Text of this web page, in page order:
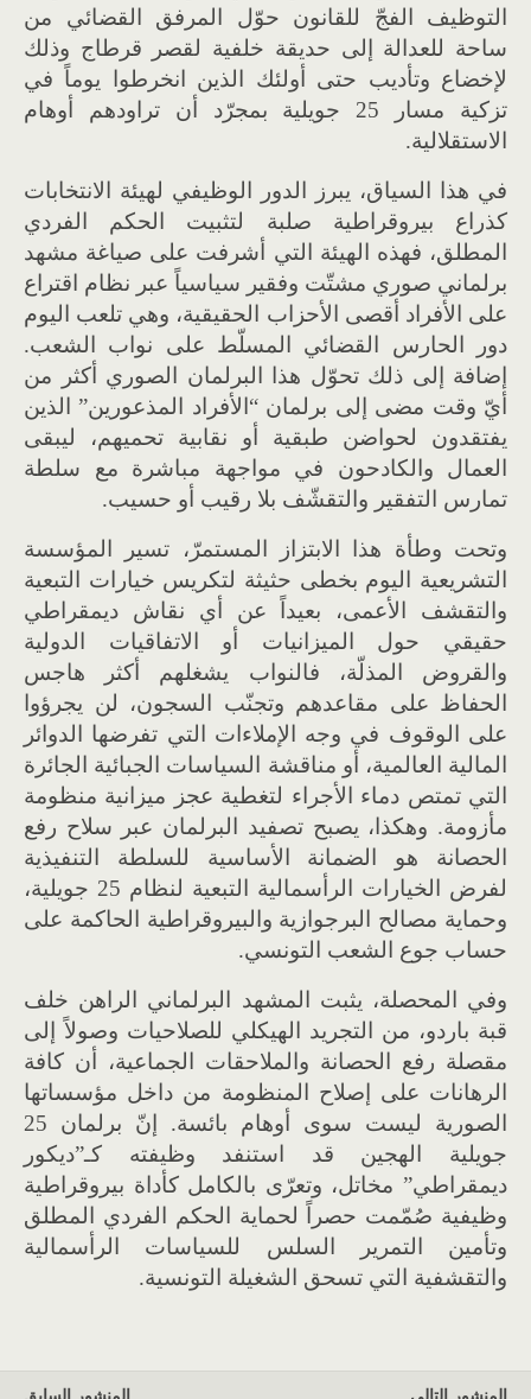
التوظيف الفجّ للقانون حوّل المرفق القضائي من
ساحة للعدالة إلى حديقة خلفية لقصر قرطاج وذلك
لإخضاع وتأديب حتى أولئك الذين انخرطوا يوماً في
تزكية مسار 25 جويلية بمجرّد أن تراودهم أوهام
الاستقلالية.
في هذا السياق، يبرز الدور الوظيفي لهيئة الانتخابات
كذراع بيروقراطية صلبة لتثبيت الحكم الفردي
المطلق، فهذه الهيئة التي أشرفت على صياغة مشهد
برلماني صوري مشتّت وفقير سياسياً عبر نظام اقتراع
على الأفراد أقصى الأحزاب الحقيقية، وهي تلعب اليوم
دور الحارس القضائي المسلّط على نواب الشعب.
إضافة إلى ذلك تحوّل هذا البرلمان الصوري أكثر من
أيّ وقت مضى إلى برلمان “الأفراد المذعورين” الذين
يفتقدون لحواضن طبقية أو نقابية تحميهم، ليبقى
العمال والكادحون في مواجهة مباشرة مع سلطة
تمارس التفقير والتقشّف بلا رقيب أو حسيب.
وتحت وطأة هذا الابتزاز المستمرّ، تسير المؤسسة
التشريعية اليوم بخطى حثيثة لتكريس خيارات التبعية
والتقشف الأعمى، بعيداً عن أي نقاش ديمقراطي
حقيقي حول الميزانيات أو الاتفاقيات الدولية
والقروض المذلّة، فالنواب يشغلهم أكثر هاجس
الحفاظ على مقاعدهم وتجنّب السجون، لن يجرؤوا
على الوقوف في وجه الإملاءات التي تفرضها الدوائر
المالية العالمية، أو مناقشة السياسات الجبائية الجائرة
التي تمتص دماء الأجراء لتغطية عجز ميزانية منظومة
مأزومة. وهكذا، يصبح تصفيد البرلمان عبر سلاح رفع
الحصانة هو الضمانة الأساسية للسلطة التنفيذية
لفرض الخيارات الرأسمالية التبعية لنظام 25 جويلية،
وحماية مصالح البرجوازية والبيروقراطية الحاكمة على
حساب جوع الشعب التونسي.
وفي المحصلة، يثبت المشهد البرلماني الراهن خلف
قبة باردو، من التجريد الهيكلي للصلاحيات وصولاً إلى
مقصلة رفع الحصانة والملاحقات الجماعية، أن كافة
الرهانات على إصلاح المنظومة من داخل مؤسساتها
الصورية ليست سوى أوهام بائسة. إنّ برلمان 25
جويلية الهجين قد استنفد وظيفته كـ”ديكور
ديمقراطي” مخاتل، وتعرّى بالكامل كأداة بيروقراطية
وظيفية صُمّمت حصراً لحماية الحكم الفردي المطلق
وتأمين التمرير السلس للسياسات الرأسمالية
والتقشفية التي تسحق الشغيلة التونسية.